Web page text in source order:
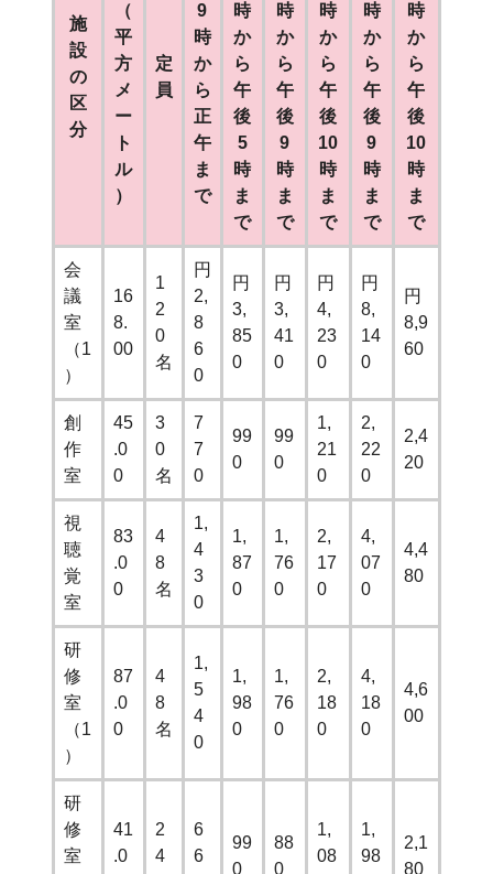
施
設
の
区
分
（
平
方
メ
ー
ト
ル
）
定
員
9
時
か
ら
正
午
ま
で
時
か
ら
午
後
5
時
ま
で
時
か
ら
午
後
9
時
ま
で
時
か
ら
午
後
10
時
ま
で
時
か
ら
午
後
9
時
ま
で
時
か
ら
午
後
10
時
ま
で
会
議
室
（1
）
16
8.
00
1
2
0
名
円
2,
8
6
0
円
3,
85
0
円
3,
41
0
円
4,
23
0
円
8,
14
0
円
8,9
60
創
作
室
45
.0
0
3
0
名
7
7
0
99
0
99
0
1,
21
0
2,
22
0
2,4
20
視
聴
覚
室
83
.0
0
4
8
名
1,
4
3
0
1,
87
0
1,
76
0
2,
17
0
4,
07
0
4,4
80
研
修
室
（1
）
87
.0
0
4
8
名
1,
5
4
0
1,
98
0
1,
76
0
2,
18
0
4,
18
0
4,6
00
研
修
室
41
.0
2
4
6
6
99
0
88
0
1,
08
1,
98
2,1
80